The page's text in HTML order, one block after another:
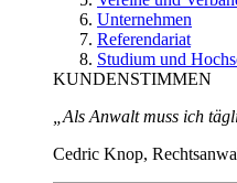
Unternehmen
Referendariat
Studium und
KUNDENSTIMMEN
„Als Anwalt muss ich
Cedric Knop,